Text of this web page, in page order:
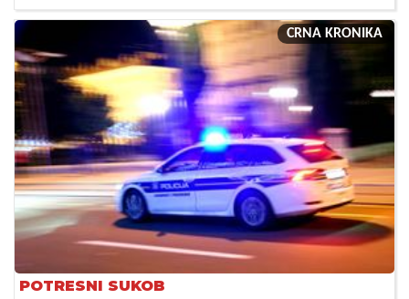
CRNA KRONIKA
POTRESNI SUKOB